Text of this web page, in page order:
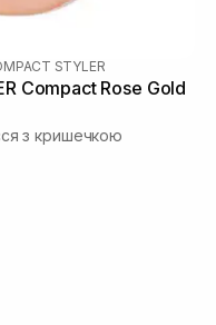
STYLER
з кришечкою